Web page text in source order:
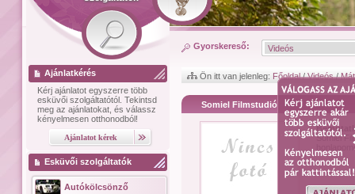
Ajánlatkérés
Kérj ajánlatot egyszerre több
esküvői szolgáltatótól. Tekintsd
meg az ajánlatokat, és válassz
kényelmesen otthonodból!
Esküvői szolgáltatók
Autókölcsönző
Gyorskereső:
Ön itt van jelenleg: Főoldal/Videós/
Somiel Filmstudió
Somiel